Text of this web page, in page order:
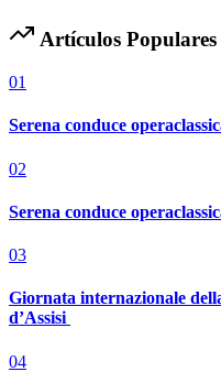
Artículos Populares
01
Serena conduce
02
Serena conduce
03
Giornata internazionale
d’Assisi
04